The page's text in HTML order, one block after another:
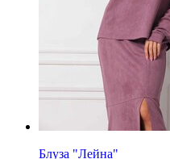
Блуза "Лейна"